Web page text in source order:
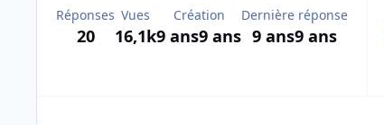
Réponses
20
Vues
16,1k
Création
9 ans9 ans
Dernière réponse
9 ans9 ans